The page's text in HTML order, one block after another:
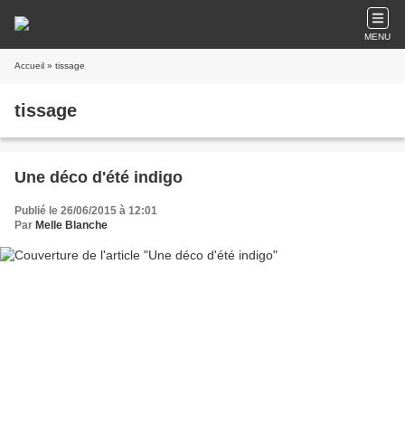
MENU
Accueil » tissage
tissage
Une déco d'été indigo
Publié le 26/06/2015 à 12:01
Par Melle Blanche